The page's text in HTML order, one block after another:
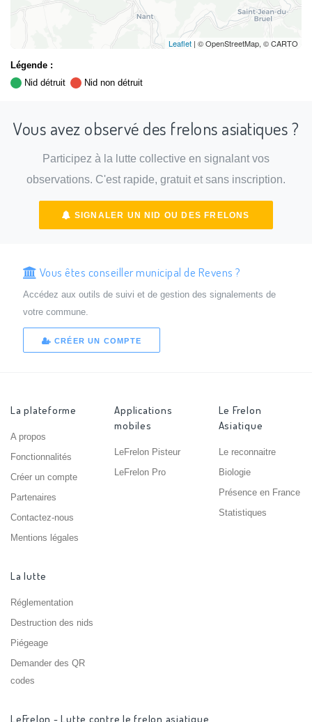
Leaflet | © OpenStreetMap, © CARTO
Légende :
Nid détruit
Nid non détruit
Vous avez observé des frelons asiatiques ?
Participez à la lutte collective en signalant vos
observations. C'est rapide, gratuit et sans inscription.
SIGNALER UN NID OU DES FRELONS
Vous êtes conseiller municipal de Revens ?
Accédez aux outils de suivi et de gestion des signalements de
votre commune.
CRÉER UN COMPTE
La plateforme
A propos
Fonctionnalités
Créer un compte
Partenaires
Contactez-nous
Mentions légales
Applications
mobiles
LeFrelon Pisteur
LeFrelon Pro
Le Frelon
Asiatique
Le reconnaitre
Biologie
Présence en France
Statistiques
La lutte
Réglementation
Destruction des nids
Piégeage
Demander des QR
codes
LeFrelon - Lutte contre le frelon asiatique